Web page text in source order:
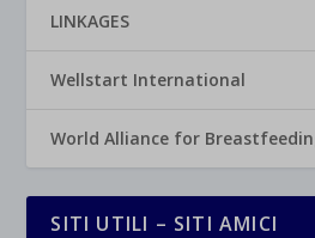
LINKAGES
Wellstart International
World Alliance for
SITI UTILI – SITI AMICI